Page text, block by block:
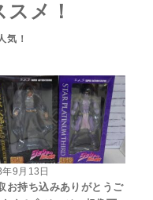
メ！
9月13日
お持ち込みありがとうご